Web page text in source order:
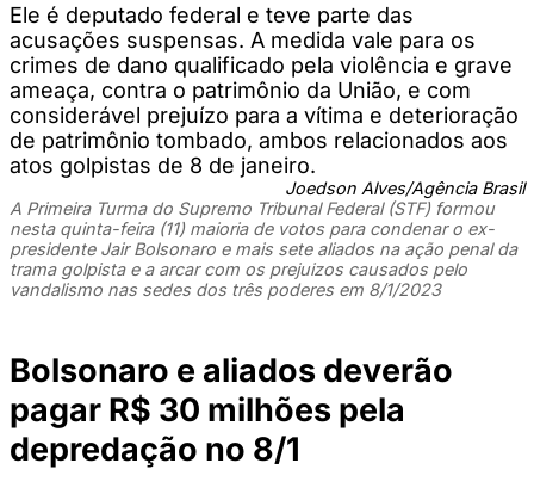
Ele é deputado federal e teve parte das
acusações suspensas. A medida vale para os
crimes de dano qualificado pela violência e grave
ameaça, contra o patrimônio da União, e com
considerável prejuízo para a vítima e deterioração
de patrimônio tombado, ambos relacionados aos
atos golpistas de 8 de janeiro.
Joedson Alves/Agência Brasil
A Primeira Turma do Supremo Tribunal Federal (STF) formou
nesta quinta-feira (11) maioria de votos para condenar o ex-
presidente Jair Bolsonaro e mais sete aliados na ação penal da
trama golpista e a arcar com os prejuizos causados pelo
vandalismo nas sedes dos três poderes em 8/1/2023
Bolsonaro e aliados deverão
pagar R$ 30 milhões pela
depredação no 8/1